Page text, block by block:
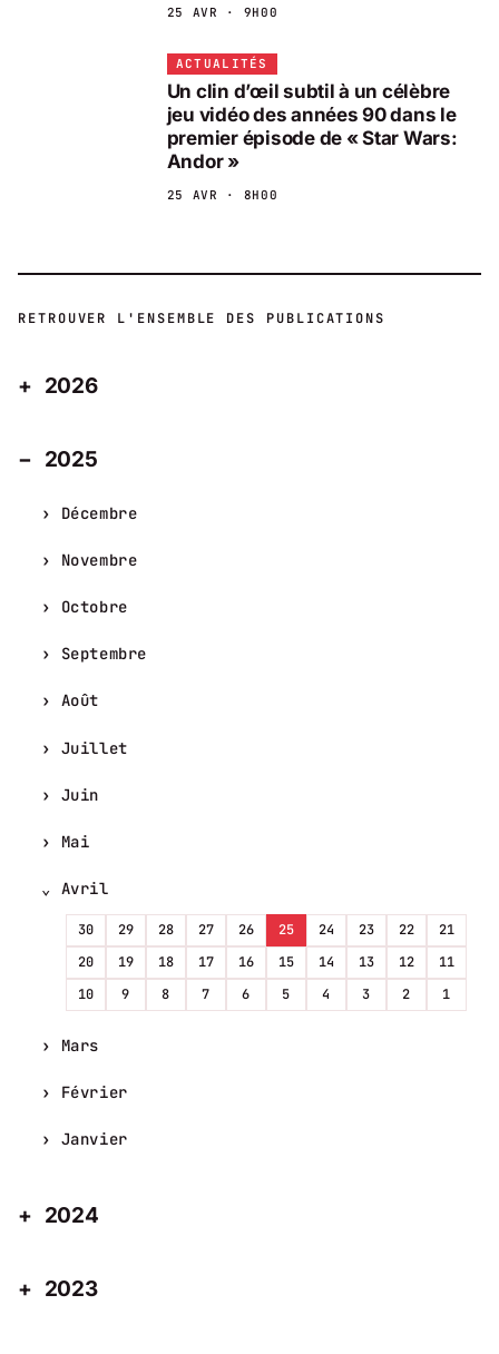
25 AVR · 9H00
ACTUALITÉS
Un clin d’œil subtil à un célèbre
jeu vidéo des années 90 dans le
premier épisode de « Star Wars:
Andor »
25 AVR · 8H00
RETROUVER L'ENSEMBLE DES PUBLICATIONS
2026
2025
Décembre
Novembre
Octobre
Septembre
Août
Juillet
Juin
Mai
Avril
30 29 28 27 26 25 24 23 22
21
20
19 18 17 16 15 14 13 12
11
10
9 8 7 6 5 4 3 2 1
Mars
Février
Janvier
2024
2023